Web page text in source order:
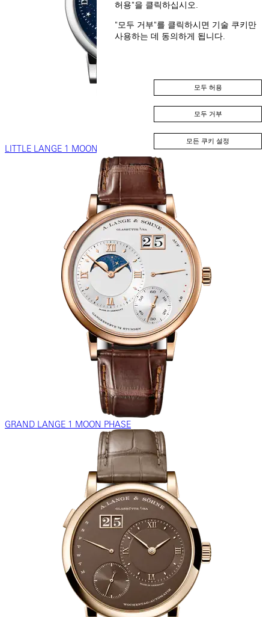
LITTLE LANGE 1 MOON PHASE
GRAND LANGE 1 MOON PHASE
허용"을 클릭하십시오.
"모두 거부"를 클릭하시면 기술 쿠키만
사용하는 데 동의하게 됩니다.
모두 허용
모두 거부
모든 쿠키 설정